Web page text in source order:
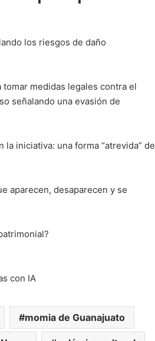
los riesgos de daño
medidas legales contra el
señalando una evasión de
iniciativa: una forma “atrevida” de
aparecen, desaparecen y se
con IA
momia de Guanajuato